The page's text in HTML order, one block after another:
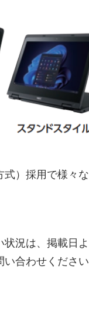
）採用で様々
況は、掲載日
合わせください